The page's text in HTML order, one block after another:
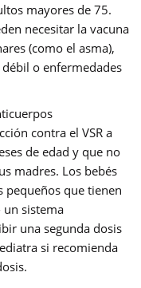
mayores de 75.
necesitar la vacuna
(como el asma),
o enfermedades
contra el VSR a
de edad y que no
madres. Los bebés
pequeños que tienen
un sistema
una segunda dosis
si recomienda